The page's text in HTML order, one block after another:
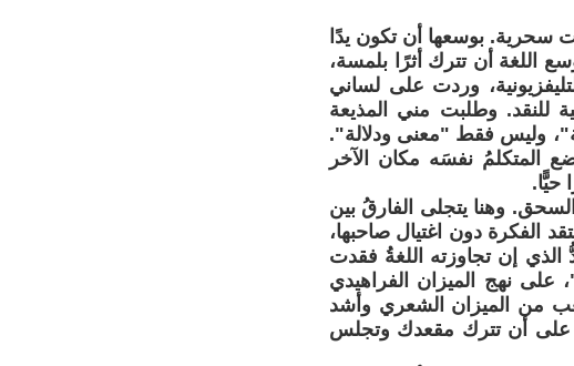
سحرية. بوسعها أن تكون يدًا
اللغة أن تترك أثرًا بلمسة،
وردت على لساني
للنقد. وطلبت مني المذيعة
وليس فقط "معنى ودلالة".
المتكلمُ نفسَه مكان الآخر
حيًّا.
السحق. وهنا يتجلى الفارقُ بين
الفكرة دون اغتيال صاحبها،
إن تجاوزته اللغةُ فقدت
نهج الميزان الفراهيدي
من الميزان الشعري وأشد
على أن تترك مقعدك وتجلس